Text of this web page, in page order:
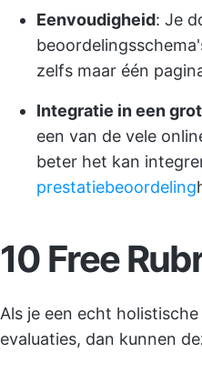
Eenvoudigheid: Je
zelfs maar één
Integratie in een
een van de vele
beter het kan
prestatiebeoordeling
10 Free
Als je een echt
evaluaties, dan kunnen